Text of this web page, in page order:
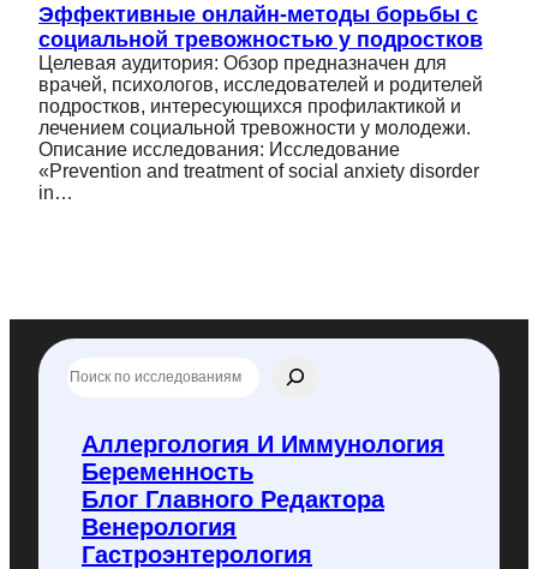
Эффективные онлайн-методы борьбы с
социальной тревожностью у подростков
Целевая аудитория: Обзор предназначен для
врачей, психологов, исследователей и родителей
подростков, интересующихся профилактикой и
лечением социальной тревожности у молодежи.
Описание исследования: Исследование
«Prevention and treatment of social anxiety disorder
in…
П
о
Аллергология И Иммунология
Беременность
Блог Главного Редактора
Венерология
Гастроэнтерология